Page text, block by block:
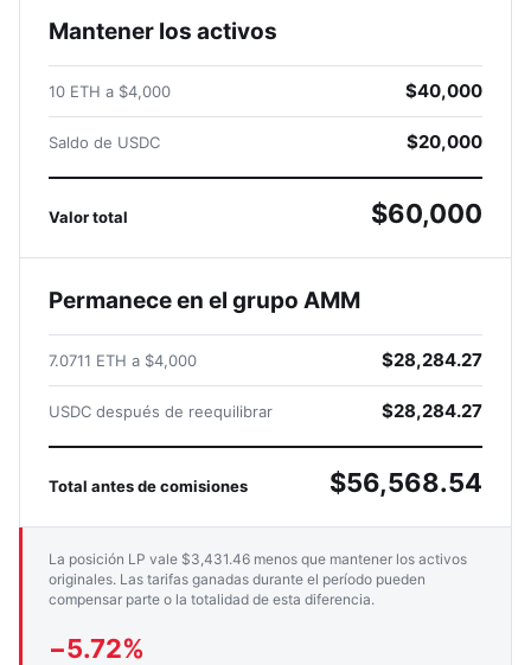
Mantener los activos
10 ETH a $4,000 $40,000
Saldo de USDC $20,000
Valor total $60,000
Permanece en el grupo AMM
7.0711 ETH a $4,000 $28,284.27
USDC después de reequilibrar $28,284.27
Total antes de comisiones $56,568.54
La posición LP vale $3,431.46 menos que mantener los activos
originales. Las tarifas ganadas durante el período pueden
compensar parte o la totalidad de esta diferencia.
−5.72%